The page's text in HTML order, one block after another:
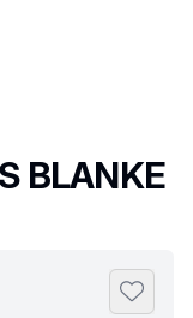
BLANKE